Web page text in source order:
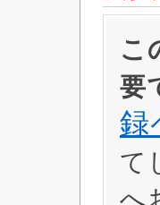
こ
要
録
て
へ